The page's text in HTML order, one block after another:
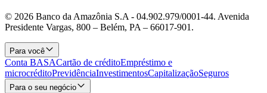
© 2026 Banco da Amazônia S.A - 04.902.979/0001‐44. Avenida
Presidente Vargas, 800 – Belém, PA – 66017-901.
Para você
Conta BASACartão de créditoEmpréstimo e
microcréditoPrevidênciaInvestimentosCapitalizaçãoSeguros
Para o seu negócio